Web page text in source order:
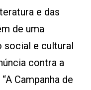
e das
de uma
social e cultural
contra a
Campanha de